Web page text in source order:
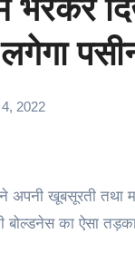
भरकर
2022
बोल्डनेस का ऐसा